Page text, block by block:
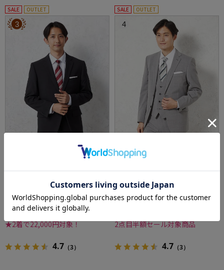
SALE OUTLET
3
ツ2つボタン上下ウォッシャブルブラックスト
ライプ3シーズン対応
価格： 23,100円
40%off
WEB価格： 13,900円 (税込)
★2着で22,000円対象！
4.7 （3）
SALE OUTLET
4
o/スリムデザイン】ウール混2つボタンノータ
ックストライプ
価格： 72,490円 (税込)
70%off
2点目半額セール対象商品
4.7 （3）